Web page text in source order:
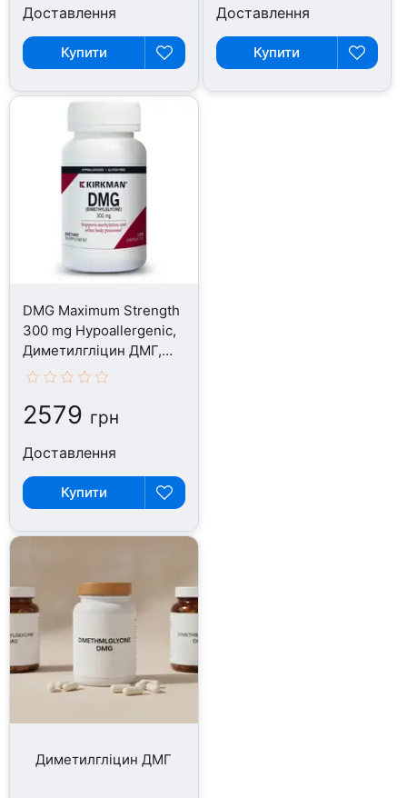
Доставлення
Купити
Доставлення
Купити
DMG Maximum Strength
300 mg Hypoallergenic,
Диметилгліцин ДМГ,
120 капсул
2579 грн
Доставлення
Купити
Диметилгліцин ДМГ